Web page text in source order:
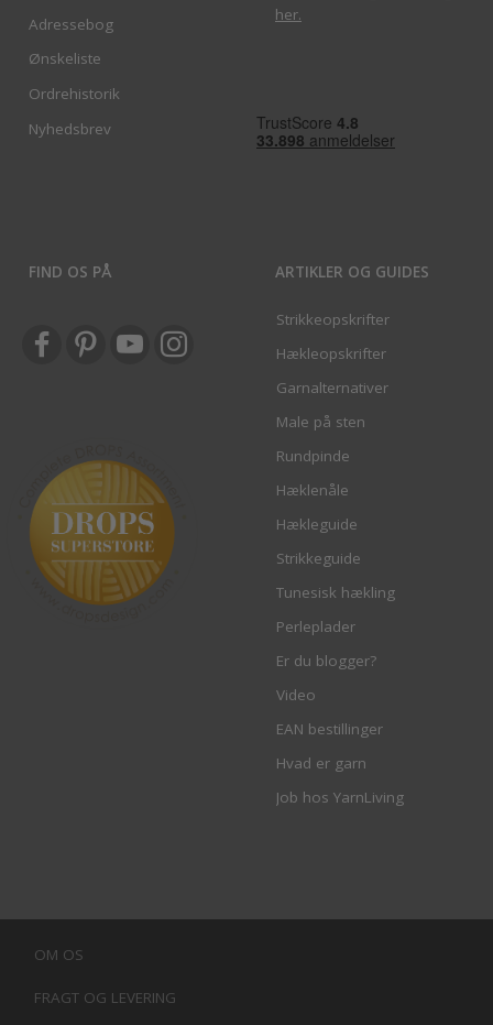
Adressebog
Ønskeliste
Ordrehistorik
Nyhedsbrev
her.
FIND OS PÅ ARTIKLER OG GUIDES
Strikkeopskrifter
Hækleopskrifter
Garnalternativer
Male på sten
Rundpinde
Hæklenåle
Hækleguide
Strikkeguide
Tunesisk hækling
Perleplader
Er du blogger?
Video
EAN bestillinger
Hvad er garn
Job hos YarnLiving
OM OS
FRAGT OG LEVERING